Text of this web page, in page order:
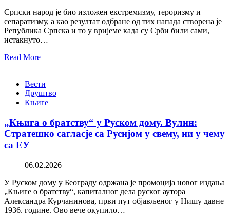
Српски народ је био изложен екстремизму, тероризму и
сепаратизму, а као резултат одбране од тих напада створена је
Република Српска и то у вријеме када су Срби били сами,
истакнуто…
Read More
Вести
Друштво
Књиге
„Књига о братству“ у Руском дому. Вулин:
Стратешко сагласје са Русијом у свему, ни у чему
са ЕУ
06.02.2026
У Руском дому у Београду одржана је промоција новог издања
„Књиге о братству“, капиталног дела руског аутора
Александра Курчанинова, први пут објављеног у Нишу давне
1936. године. Ово вече окупило…